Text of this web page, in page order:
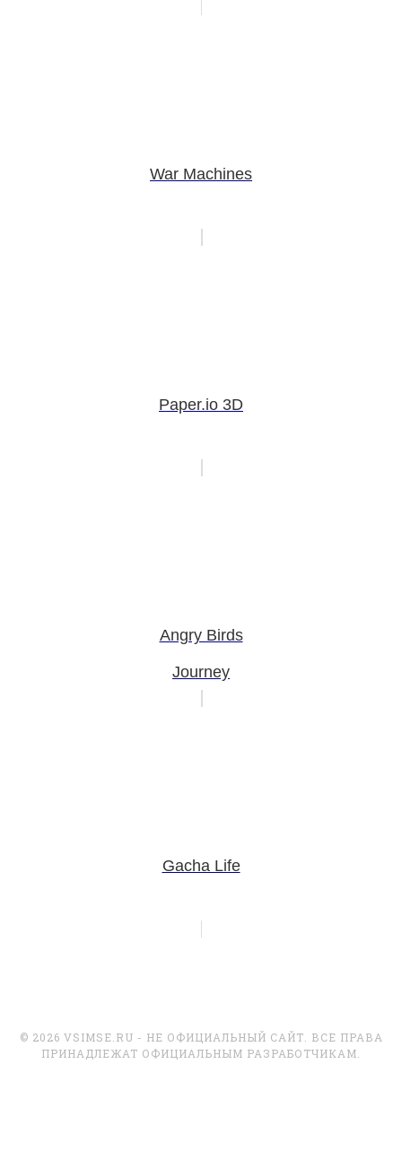
War Machines
Paper.io 3D
Angry Birds
Journey
Gacha Life
© 2026 VSIMSE.RU - НЕ ОФИЦИАЛЬНЫЙ САЙТ. ВСЕ ПРАВА
ПРИНАДЛЕЖАТ ОФИЦИАЛЬНЫМ РАЗРАБОТЧИКАМ.